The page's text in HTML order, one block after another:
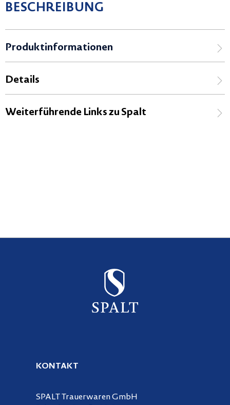
BESCHREIBUNG
Produktinformationen
Details
Weiterführende Links zu Spalt
KONTAKT
SPALT Trauerwaren GmbH